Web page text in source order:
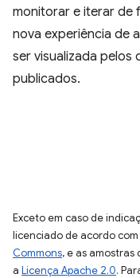
monitorar e iterar de
nova experiência de
ser visualizada pelos
publicados.
Exceto em caso de
licenciado de acordo com
Commons, e as
a Licença Apache 2.0.